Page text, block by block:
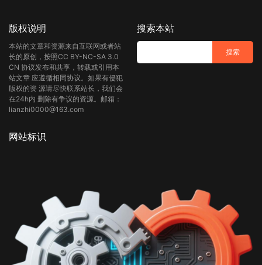
版权说明
本站的文章和资源来自互联网或者站
长的原创，按照CC BY-NC-SA 3.0
CN 协议发布和共享，转载或引用本
站文章 应遵循相同协议。如果有侵犯
版权的资 源请尽快联系站长，我们会
在24h内 删除有争议的资源。邮箱：
lianzhi0000@163.com
搜索本站
网站标识